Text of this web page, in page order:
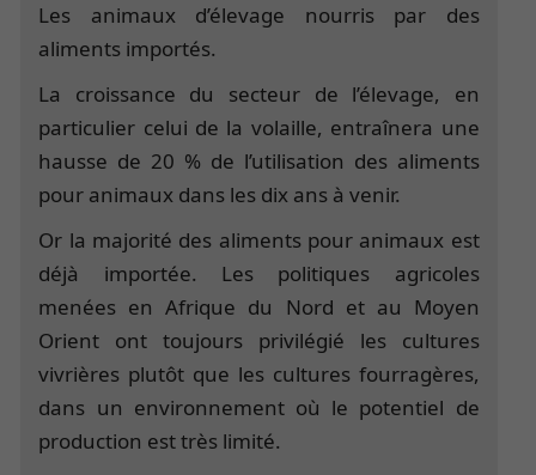
Les animaux d’élevage nourris par des
aliments importés.
La croissance du secteur de l’élevage, en
particulier celui de la volaille, entraînera une
hausse de 20 % de l’utilisation des aliments
pour animaux dans les dix ans à venir.
Or la majorité des aliments pour animaux est
déjà importée. Les politiques agricoles
menées en Afrique du Nord et au Moyen
Orient ont toujours privilégié les cultures
vivrières plutôt que les cultures fourragères,
dans un environnement où le potentiel de
production est très limité.